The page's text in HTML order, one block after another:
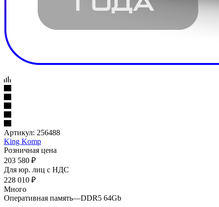
Артикул: 256488
King Komp
Розничная цена
203 580 ₽
Для юр. лиц c НДС
228 010 ₽
Много
Оперативная память—DDR5 64Gb